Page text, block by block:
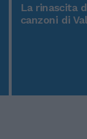
La rinascita
canzoni di